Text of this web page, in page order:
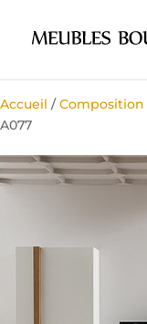
Accueil /Composition
A077